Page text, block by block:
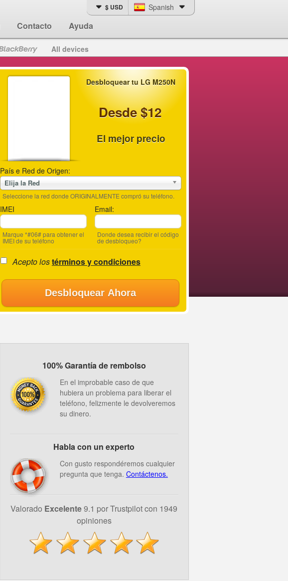
Contacto Ayuda
$ USD Spanish
All devices
Desbloquear tu LG M250N
Desde $12
El mejor precio
País e Red de Origen:
Elija la Red
Seleccione la red donde ORIGINALMENTE compró su teléfono.
IMEI
Marque *#06# para obtener el
IMEI de su teléfono
Email:
Donde desea recibir el código
de desbloqueo?
Acepto lostérminos y condiciones
Desbloquear Ahora
100% Garantía de rembolso
En el improbable caso de que
hubiera un problema para liberar el
teléfono, felizmente le devolveremos
su dinero.
Habla con un experto
Con gusto respondéremos cualquier
pregunta que tenga. Contáctenos.
Valorado Excelente9.1 por Trustpilot con 1949
opiniones